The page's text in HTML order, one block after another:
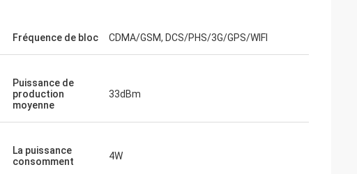
Fréquence de bloc CDMA/GSM, DCS/PHS/3G/GPS/WIFI
Puissance de
production
moyenne
33dBm
La puissance
consomment
4W